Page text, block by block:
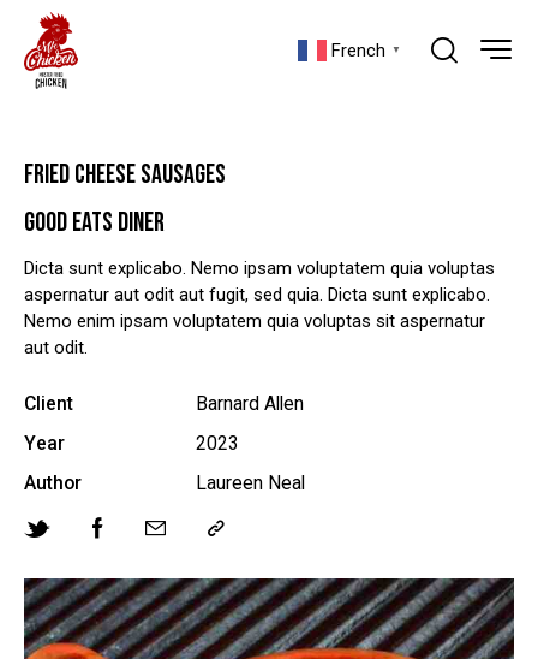
French ▼
FRIED CHEESE SAUSAGES
GOOD EATS DINER
Dicta sunt explicabo. Nemo ipsam voluptatem quia voluptas
aspernatur aut odit aut fugit, sed quia. Dicta sunt explicabo.
Nemo enim ipsam voluptatem quia voluptas sit aspernatur
aut odit.
Client
Barnard Allen
Year
2023
Author
Laureen Neal